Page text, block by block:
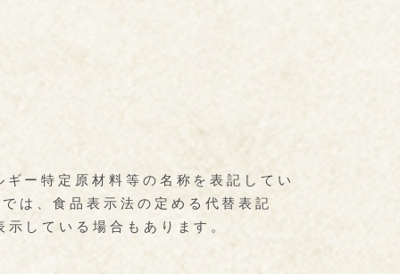
ー特定原材料等の名称を表記してい
は、食品表示法の定める代替表記
している場合もあります。